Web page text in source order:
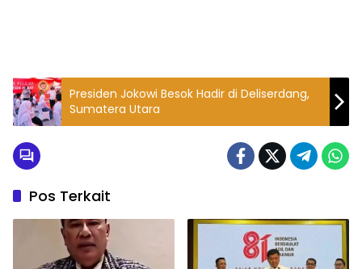
Presiden Jokowi Besok Hadir di Deliserdang,
Sumatera Utara
Pos Terkait